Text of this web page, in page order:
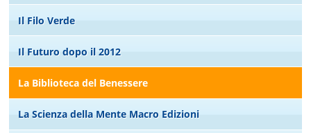
Il Filo Verde
Il Futuro dopo il 2012
La Biblioteca del Benessere
La Scienza della Mente Macro Edizioni